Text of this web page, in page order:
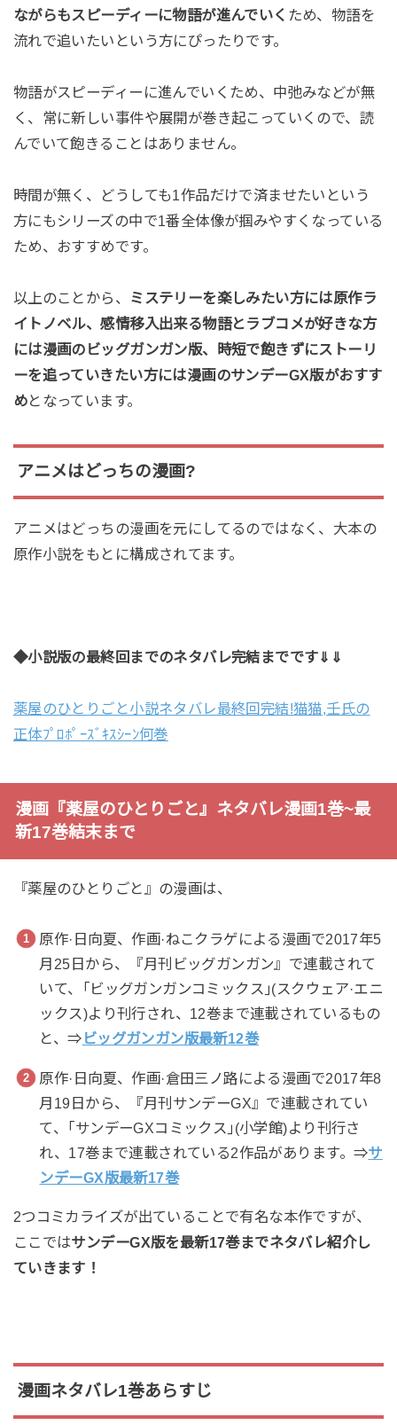
ながらもスピーディーに物語が進んでいく ため、物語を
流れで追いたいという方にぴったりです。
物語がスピーディーに進んでいくため、中弛みなどが無
く、常に新しい事件や展開が巻き起こっていくので、読
んでいて飽きることはありません。
時間が無く、どうしても1作品だけで済ませたいという
方にもシリーズの中で1番全体像が掴みやすくなっている
ため、おすすめです。
以上のことから、
ミステリーを楽しみたい方には原作ラ
イトノベル、感情移入出来る物語とラブコメが好きな方
には漫画のビッグガンガン版、時短で飽きずにストーリ
ーを追っていきたい方には漫画のサンデーGX版がおすす
めとなっています。
アニメはどっちの漫画?
アニメはどっちの漫画を元にしてるのではなく、大本の
原作小説をもとに構成されてます。
◆小説版の最終回までのネタバレ完結までです⇓⇓
薬屋のひとりごと小説ネタバレ最終回完結!猫猫,壬氏の
正体ﾌﾟﾛﾎﾟｰｽﾞｷｽｼｰﾝ何巻
漫画『薬屋のひとりごと』ネタバレ漫画1巻~最
新17巻結末まで
『薬屋のひとりごと』の漫画は、
原作·日向夏、作画·ねこクラゲによる漫画で2017年5
月25日から、『月刊ビッグガンガン』で連載されて
いて、｢ビッグガンガンコミックス｣(スクウェア·エニ
ックス)より刊行され、12巻まで連載されているもの
と、⇒ ビッグガンガン版最新12巻
原作·日向夏、作画·倉田三ノ路による漫画で2017年8
月19日から、『月刊サンデーGX』で連載されてい
て、｢サンデーGXコミックス｣(小学館)より刊行さ
れ、17巻まで連載されている2作品があります。⇒サ
ンデーGX版最新17巻
2つコミカライズが出ていることで有名な本作ですが、
ここではサンデーGX版を最新17巻までネタバレ紹介し
ていきます！
漫画ネタバレ1巻あらすじ